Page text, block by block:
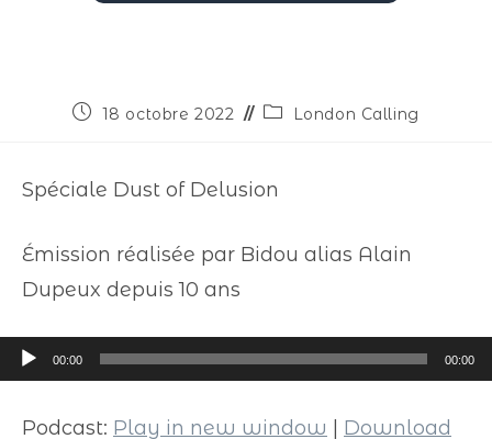
18 octobre 2022 London Calling
Spéciale Dust of Delusion
Émission réalisée par Bidou alias Alain
Dupeux depuis 10 ans
Lecteur
audio
00:00 00:00
Podcast: Play in new window Download